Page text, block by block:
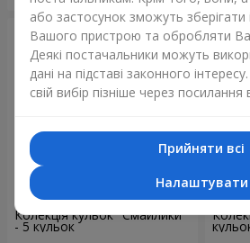
Колекція кульок "Смайлики"
- 5 кульок
або застосунок зможуть зберігати
Вашого пристрою та обробляти
Деякі постачальники можуть
дані на підставі законного
свій вибір пізніше через посилання
Прийняти всі
Налаштувати